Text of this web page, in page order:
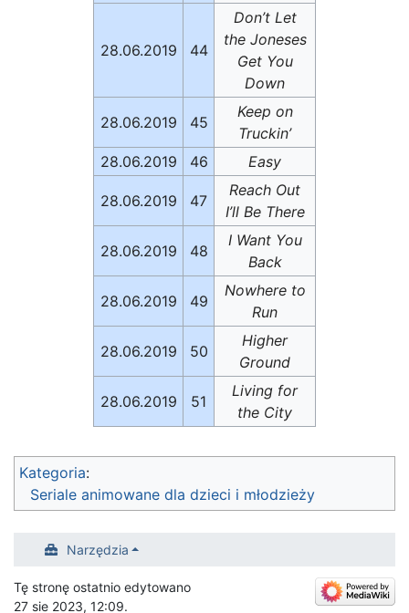
28.06.2019 44
Don’t Let
the Joneses
Get You
Down
28.06.2019 45
Keep on
Truckin’
28.06.2019
46 Easy
28.06.2019 47
Reach Out
I’ll Be There
28.06.2019 48
I Want You
Back
28.06.2019 49
Nowhere to
Run
28.06.2019 50
Higher
Ground
28.06.2019 51
Living for
the City
Kategoria:
Seriale animowane dla dzieci i młodzieży
Narzędzia
Tę stronę ostatnio edytowano
27 sie 2023, 12:09.